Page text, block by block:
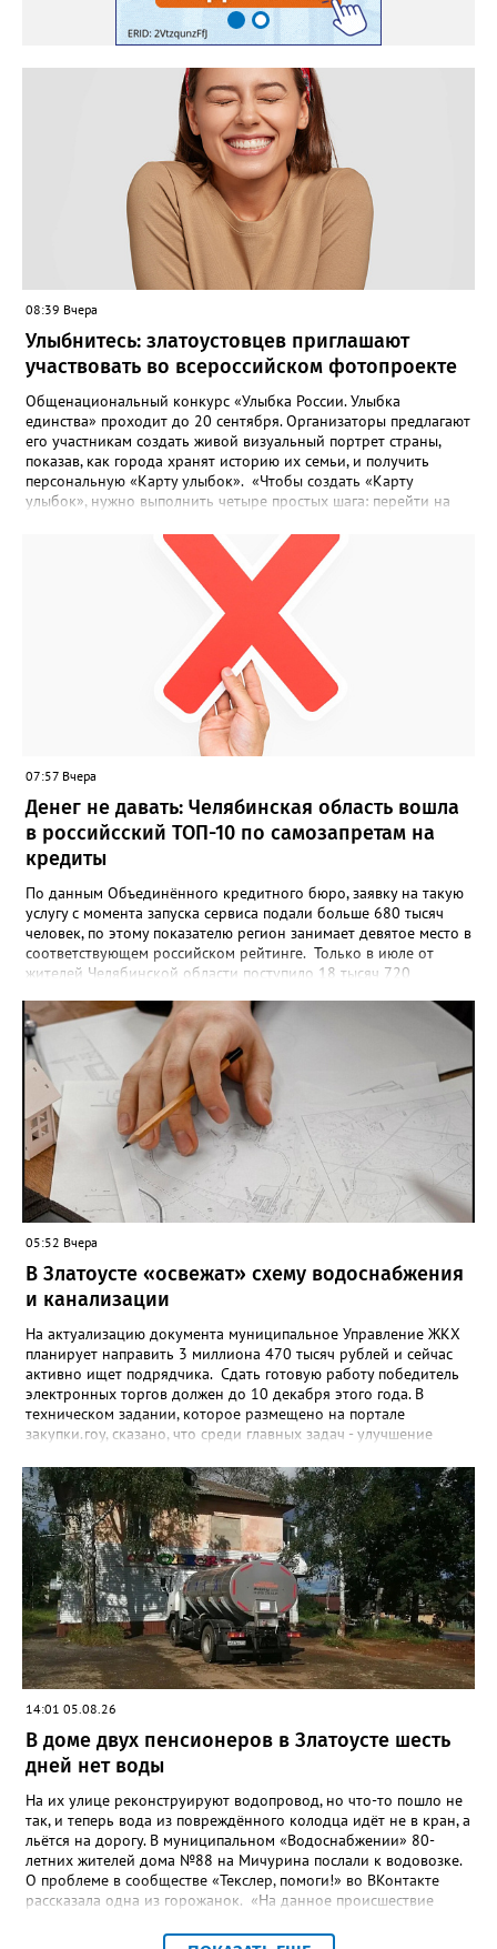
08:39 Вчера
Улыбнитесь: златоустовцев приглашают
участвовать во всероссийском фотопроекте
Общенациональный конкурс «Улыбка России. Улыбка
единства» проходит до 20 сентября. Организаторы предлагают
его участникам создать живой визуальный портрет страны,
показав, как города хранят историю их семьи, и получить
персональную «Карту улыбок». «Чтобы создать «Карту
улыбок», нужно выполнить четыре простых шага: перейти на
улыбок»; загрузить фотографию с улыбкой – подойдёт портрет
одного человека, пары, семьи или нескольких поколений в
одном кадре; отметить один или несколько городов,
связанных с историей семьи или важными воспоминаниями;
добавить подписи к городам, кратко объяснив связь с каждым
из них, указать контакты и подтвердить согласие с правилами
проекта», - говорится в инструкции на сайте проекта. ‍Заявка
может быть семейной, а после модерации стать частью
визуального архива проекта. 20 участников обещают
пригласить на итоговую фотосессию в Москве. Персональную
«Карту улыбок», которую можно скачать, сохранить и
опубликовать в социальных сетях, отмечают в оргкомитете,
получат все, кто улыбнулся.
07:57 Вчера
Денег не давать: Челябинская область вошла
в российсский ТОП-10 по самозапретам на
кредиты
По данным Объединённого кредитного бюро, заявку на такую
услугу с момента запуска сервиса подали больше 680 тысяч
человек, по этому показателю регион занимает девятое место в
соответствующем российском рейтинге. Только в июле от
жителей Челябинской области поступило 18 тысяч 720
снятие. В целом не давать им взаймы сегодня просят 543 с
лишним тысячи человек. Почти 89 тысяч за это время решили
запрет отозвать. При этом, утверждают аналитики бюро,
примерно каждый пятый из тех, кто установил самозапрет,
никогда кредиты не брал, столько же погасили долги недавно,
а больше половины имеют долговые обязательства сейчас.
05:52 Вчера
В Златоусте «освежат» схему водоснабжения
и канализации
На актуализацию документа муниципальное Управление ЖКХ
планирует направить 3 миллиона 470 тысяч рублей и сейчас
активно ищет подрядчика. Сдать готовую работу победитель
электронных торгов должен до 10 декабря этого года. В
техническом задании, которое размещено на портале
закупки.гоу, сказано, что среди главных задач - улучшение
повышение энергоэффективности систем. Кроме электронных
схем, исполнителю нужно разработать предложения по
строительству и реконструкции водоснабжения и канализации,
оценив размер вложений, а также представить перечень
бесхозных объектов и возможные сценарии развития этой
сферы городского хозяйства. В июне 2025 года
«Златоуст.инфо» сообщал о подобных торгах. Тогда цена
вопроса была почти в три раза выше - 9 миллионов 13 тысяч
486 рублей, а в списке работ была разработка электронной
системы ливнёвок.
14:01 05.08.26
В доме двух пенсионеров в Златоусте шесть
дней нет воды
На их улице реконструируют водопровод, но что-то пошло не
так, и теперь вода из повреждённого колодца идёт не в кран, а
льётся на дорогу. В муниципальном «Водоснабжении» 80-
летних жителей дома №88 на Мичурина послали к водовозке.
О проблеме в сообществе «Текслер, помоги!» во ВКонтакте
рассказала одна из горожанок. «На данное происшествие
гл.инженера Шепелева А.Н. из обслуживающей организации